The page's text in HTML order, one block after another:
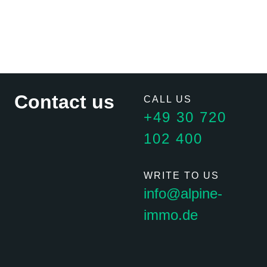
Contact us CALL US
+49 30 720
102 400
WRITE TO US
info@alpine-
immo.de